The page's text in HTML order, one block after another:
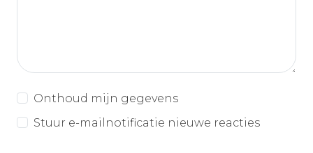
Onthoud mijn gegevens
Stuur e-mailnotificatie nieuwe reacties